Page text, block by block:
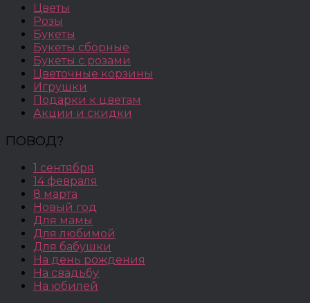
Цветы
Розы
Букеты
Букеты сборные
Букеты с розами
Цветочные корзины
Игрушки
Подарки к цветам
Акции и скидки
ПОВОД?
1 сентября
14 февраля
8 марта
Новый год
Для мамы
Для любимой
Для бабушки
На день рождения
На свадьбу
На юбилей